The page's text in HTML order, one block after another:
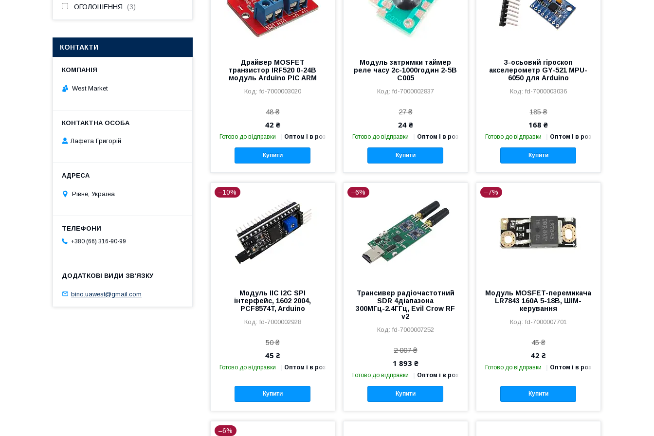
Драйвер MOSFET
транзистор IRF520 0-24В
модуль Arduino PIC ARM
fd-7000003020
48 ₴
42 ₴
Готово до відправки Оптом і в роздріб
Купити
Модуль затримки таймер
реле часу 2с-1000годин 2-5В
C005
fd-7000002837
27 ₴
24 ₴
Готово до відправки Оптом і в роздріб
Купити
3-осьовий гіроскоп
акселерометр GY-521 MPU-
6050 для Arduino
fd-7000003036
185 ₴
168 ₴
Готово до відправки Оптом і в роздріб
Купити
–10%
Модуль IIC I2C SPI
інтерфейс, 1602 2004,
PCF8574T, Arduino
fd-7000002928
50 ₴
45 ₴
Готово до відправки Оптом і в роздріб
Купити
–6%
Трансивер радіочастотний
SDR 4діапазона
300МГц-2.4ГГц, Evil Crow RF
v2
fd-7000007252
2 007 ₴
1 893 ₴
Готово до відправки Оптом і в роздріб
Купити
–7%
Модуль MOSFET-перемикача
LR7843 160А 5-18В, ШІМ-
керування
fd-7000007701
45 ₴
42 ₴
Готово до відправки Оптом і в роздріб
Купити
–6%
ОГОЛОШЕННЯ 3
КОНТАКТИ
West Market
Лафета Григорій
Рівне, Україна
+380 (66) 316-90-99
bino.uawest@gmail.com